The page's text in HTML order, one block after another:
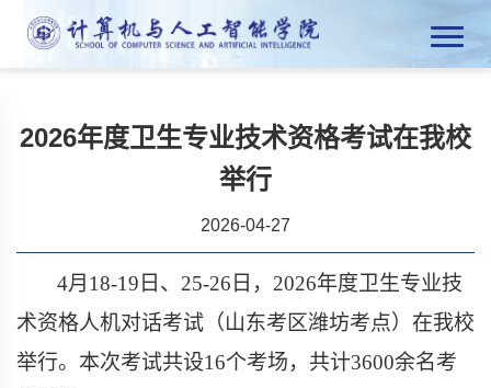
2026年度卫生专业技术资格考试在我校
举行
2026-04-27
4月 18-19 日、 25-26 日， 2026年度卫生专业技
术资格人机对话考试（山东考区潍坊考点）在我校
举行。本次考试共设16个考场，共计3600余名考